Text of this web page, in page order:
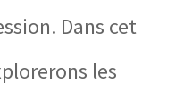
. Dans cet
les